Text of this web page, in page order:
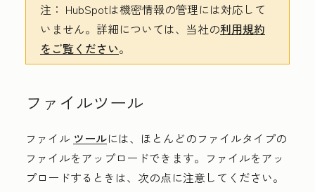
注： HubSpotは機密情報の管理には対応して
いません。詳細については、当社の利用規約
をご覧ください。
ファイルツール
ファイル ツールには、ほとんどのファイルタイプの
ファイルをアップロードできます。ファイルをアッ
プロードするときは、次の点に注意してください。